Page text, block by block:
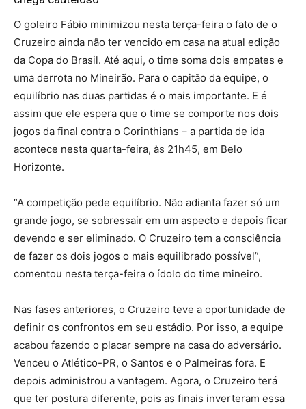
O goleiro Fábio minimizou nesta terça-feira o fato de o
Cruzeiro ainda não ter vencido em casa na atual edição
da Copa do Brasil. Até aqui, o time soma dois empates e
uma derrota no Mineirão. Para o capitão da equipe, o
equilíbrio nas duas partidas é o mais importante. E é
assim que ele espera que o time se comporte nos dois
jogos da final contra o Corinthians – a partida de ida
acontece nesta quarta-feira, às 21h45, em Belo
Horizonte.
“A competição pede equilíbrio. Não adianta fazer só um
grande jogo, se sobressair em um aspecto e depois ficar
devendo e ser eliminado. O Cruzeiro tem a consciência
de fazer os dois jogos o mais equilibrado possível”,
comentou nesta terça-feira o ídolo do time mineiro.
Nas fases anteriores, o Cruzeiro teve a oportunidade de
definir os confrontos em seu estádio. Por isso, a equipe
acabou fazendo o placar sempre na casa do adversário.
Venceu o Atlético-PR, o Santos e o Palmeiras fora. E
depois administrou a vantagem. Agora, o Cruzeiro terá
que ter postura diferente, pois as finais inverteram essa